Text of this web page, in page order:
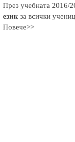
През учебната 2016/
език за всички
Повече>>